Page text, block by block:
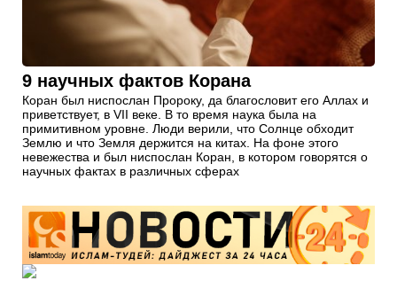
9 научных фактов Корана
Коран был ниспослан Пророку, да благословит его Аллах и
приветствует, в VII веке. В то время наука была на
примитивном уровне. Люди верили, что Солнце обходит
Землю и что Земля держится на китах. На фоне этого
невежества и был ниспослан Коран, в котором говорятся о
научных фактах в различных сферах